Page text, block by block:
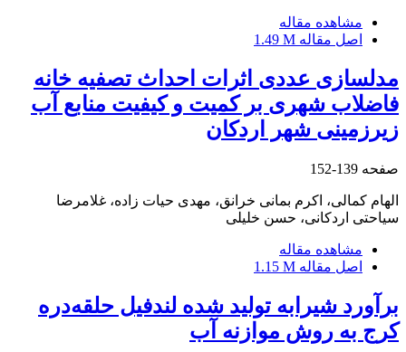
مشاهده مقاله
اصل مقاله 1.49 M
مدلسازی عددی اثرات احداث تصفیه خانه
فاضلاب شهری بر کمیت و کیفیت منابع آب
زیرزمینی شهر اردکان
صفحه 139-152
الهام کمالی، اکرم بمانی خرانق، مهدی حیات زاده، غلامرضا
سیاحتی اردکانی، حسن خلیلی
مشاهده مقاله
اصل مقاله 1.15 M
برآورد شیرابه تولید شده لندفیل حلقه‌دره
کرج به روش موازنه آب